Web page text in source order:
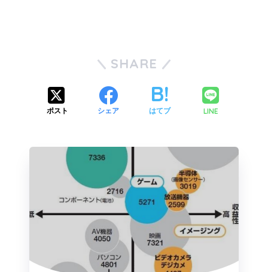
SHARE
ポスト シェア はてブ LINE